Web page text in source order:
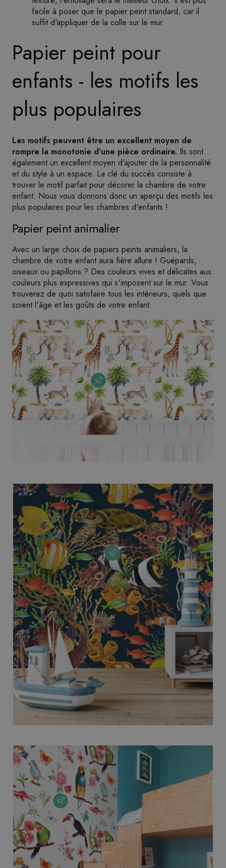
facile à poser que le papier peint standard, car il
suffit d'appliquer de la colle sur le mur.
Papier peint pour
enfants - les motifs les
plus populaires
Les motifs peuvent être un excellent moyen de
rompre la monotonie d'une pièce ordinaire. Ils sont
également un excellent moyen d'ajouter de la personnalité
et du style à un espace. La clé du succès consiste à
trouver le motif parfait pour décorer la chambre de votre
enfant. Nous vous donnons donc un aperçu des motifs les
plus populaires pour les chambres d'enfants !
Papier peint animalier
Avec un large choix de papiers peints animaliers, la
chambre de votre enfant aura fière allure ! Guépards,
oiseaux ou papillons ? Des couleurs vives et délicates aux
couleurs plus expressives qui s'imposent sur le mur. Vous
trouverez de quoi satisfaire tous les intérieurs, quels que
soient l'âge et les goûts de votre enfant.